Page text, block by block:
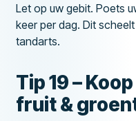
Let op uw gebit. Poets
keer per dag. Dit
tandarts.
Tip 19 –
fruit &